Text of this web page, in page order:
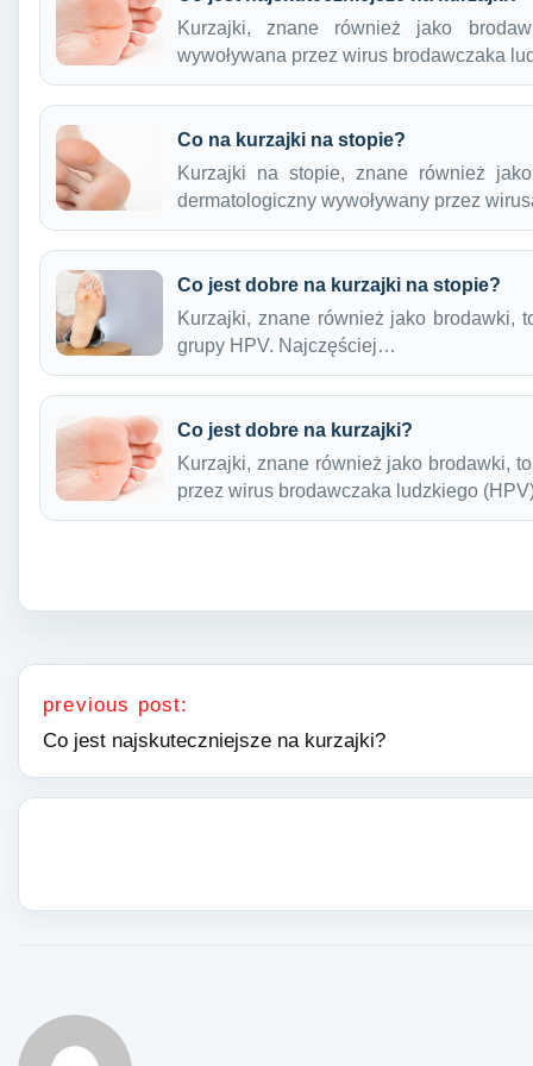
Kurzajki, znane również jako
wywoływana przez wirus brodawczaka
Co na kurzajki na stopie?
Kurzajki na stopie, znane również
dermatologiczny wywoływany przez
Co jest dobre na kurzajki na stopie?
Kurzajki, znane również jako brodawki,
grupy HPV. Najczęściej…
Co jest dobre na kurzajki?
Kurzajki, znane również jako brodawki,
przez wirus brodawczaka ludzkiego
Nawigacja wpisu
previous post:
Co jest najskuteczniejsze na kurzajki?